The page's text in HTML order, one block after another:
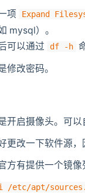
项 Expand
mysql）。
可以通过
df -h
修改密码。
开启摄像头。可以
更改一下软件源，
方有提供一个镜像
/etc/apt/